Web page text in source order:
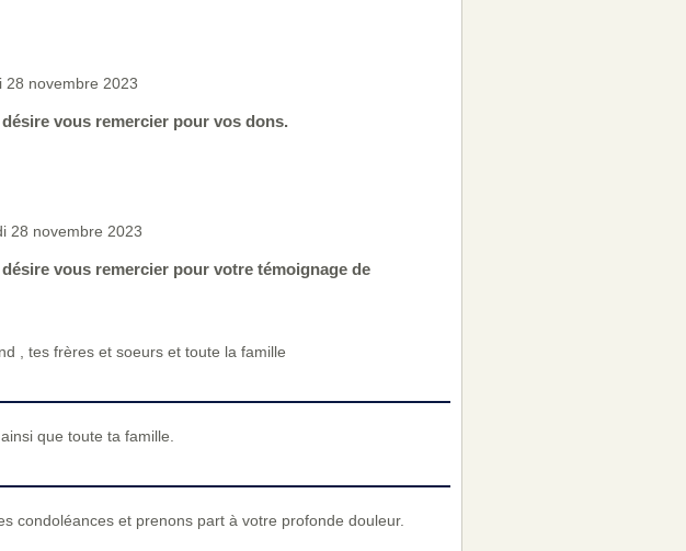
28 novembre 2023
vous remercier pour vos dons.
28 novembre 2023
vous remercier pour votre témoignage de
, tes frères et soeurs et toute la famille
que toute ta famille.
condoléances et prenons part à votre profonde douleur.